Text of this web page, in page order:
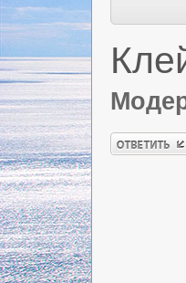
Ответить